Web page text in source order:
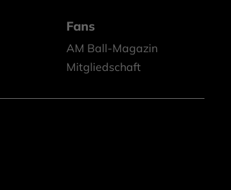
Fans
AM Ball-Magazin
Mitgliedschaft